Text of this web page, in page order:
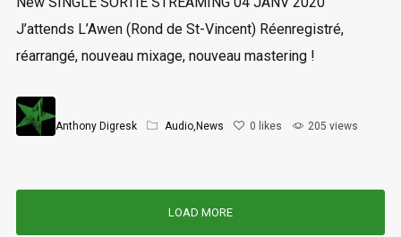
J’attends L’Awen (Rond de St-Vincent) Réenregistré,
réarrangé, nouveau mixage, nouveau mastering !
Anthony Digresk Audio, News 0 likes 205 views
LOAD MORE